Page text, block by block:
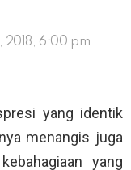
2018, 6:00 pm
yang identik
menangis juga
yang